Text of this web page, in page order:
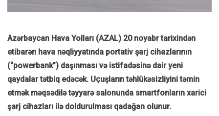
Azərbaycan Hava Yolları (AZAL) 20 noyabr tarixindən
etibarən hava nəqliyyatında portativ şarj cihazlarının
(“powerbank”) daşınması və istifadəsinə dair yeni
qaydalar tətbiq edəcək. Uçuşların təhlükəsizliyini təmin
etmək məqsədilə təyyarə salonunda smartfonların xarici
şarj cihazları ilə doldurulması qadağan olunur.